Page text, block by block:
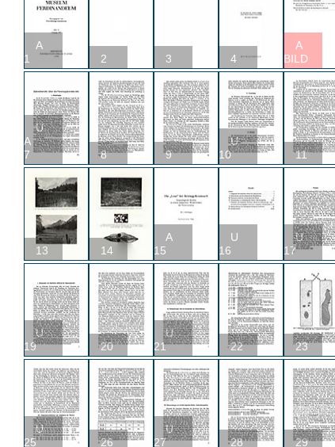
A
1
2 3 4
A
BILD
U
A
7
8 9
U
10
11
13 14
A
15
U
16
U
17
U
19
20
U
21
22 23
U
25
26
U
27
28 29